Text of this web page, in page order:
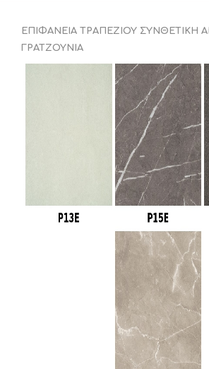
ΕΠΙΦΑΝΕΙΑ ΤΡΑΠΕΖΙΟΥ ΣΥΝΘΕΤΙΚΗ
ΓΡΑΤΖΟΥΝΙΑ